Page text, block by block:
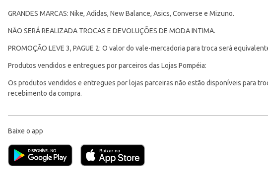
GRANDES MARCAS: Nike, Adidas, New Balance, Asics, Converse e Mizuno.
NÃO SERÁ REALIZADA TROCAS E DEVOLUÇÕES DE MODA INTIMA.
PROMOÇÃO LEVE 3, PAGUE 2: O valor do vale-mercadoria para troca será
Produtos vendidos e entregues por parceiros das Lojas Pompéia:
Os produtos vendidos e entregues por lojas parceiras não estão disponíveis para
recebimento da compra.
Baixe o app